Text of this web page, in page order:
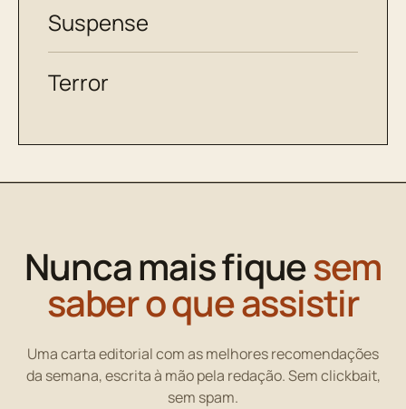
Suspense
Terror
Nunca mais fiquesem
saber o que assistir
Uma carta editorial com as melhores recomendações
da semana, escrita à mão pela redação. Sem clickbait,
sem spam.